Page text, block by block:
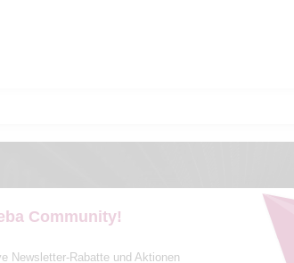
Community!
Newsletter-Rabatte und Aktionen